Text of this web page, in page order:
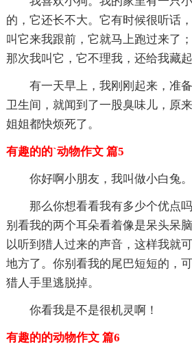
的，它还长不大。它有时候很听话
叫它来我跟前，它就马上跑过来了
那次我叫它，它不理我，还给我藏起
有一天早上，我刚刚起来，准
卫生间，就闻到了一股臭味儿，原
姐姐都快烦死了。
有趣的的`动物作文 篇5
你好啊小朋友，我叫做小白兔。
那么你想看看我有多少个优点
别看我的两个耳朵看着像是呆头呆
以听到猎人过来的声音，这样我就
地方了。你别看我的尾巴短短的，
猎人手里逃脱掉。
你看我是不是很机灵啊！
有趣的的动物作文 篇6